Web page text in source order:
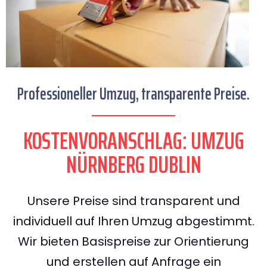
Professioneller Umzug, transparente Preise.
KOSTENVORANSCHLAG: UMZUG
NÜRNBERG DUBLIN
Unsere Preise sind transparent und
individuell auf Ihren Umzug abgestimmt.
Wir bieten Basispreise zur Orientierung
und erstellen auf Anfrage ein